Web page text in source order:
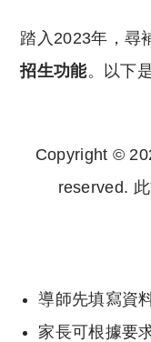
踏入2023年，尋
招生功能。以下
Copyright ©
reserved.
導師先填寫資
家長可根據要